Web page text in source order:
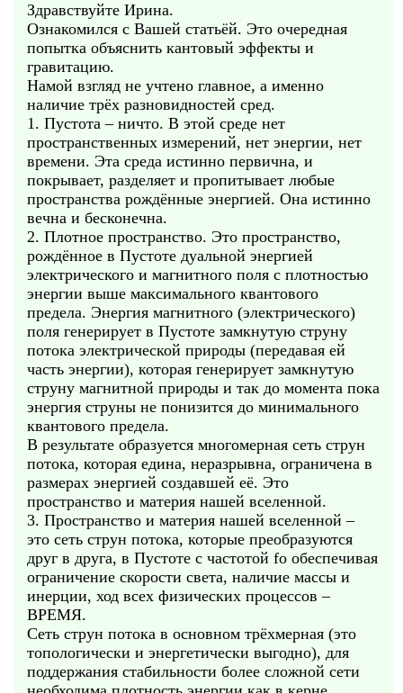
Здравствуйте Ирина.
Ознакомился с Вашей статьёй. Это очередная
попытка объяснить кантовый эффекты и
гравитацию.
Намой взгляд не учтено главное, а именно
наличие трёх разновидностей сред.
1. Пустота – ничто. В этой среде нет
пространственных измерений, нет энергии, нет
времени. Эта среда истинно первична, и
покрывает, разделяет и пропитывает любые
пространства рождённые энергией. Она истинно
вечна и бесконечна.
2. Плотное пространство. Это пространство,
рождённое в Пустоте дуальной энергией
электрического и магнитного поля с плотностью
энергии выше максимального квантового
предела. Энергия магнитного (электрического)
поля генерирует в Пустоте замкнутую струну
потока электрической природы (передавая ей
часть энергии), которая генерирует замкнутую
струну магнитной природы и так до момента пока
энергия струны не понизится до минимального
квантового предела.
В результате образуется многомерная сеть струн
потока, которая едина, неразрывна, ограничена в
размерах энергией создавшей её. Это
пространство и материя нашей вселенной.
3. Пространство и материя нашей вселенной –
это сеть струн потока, которые преобразуются
друг в друга, в Пустоте с частотой fo обеспечивая
ограничение скорости света, наличие массы и
инерции, ход всех физических процессов –
ВРЕМЯ.
Сеть струн потока в основном трёхмерная (это
топологически и энергетически выгодно), для
поддержания стабильности более сложной сети